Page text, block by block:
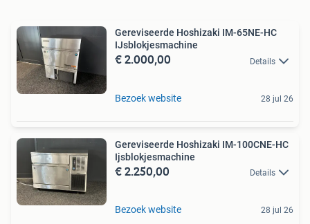
Gereviseerde Hoshizaki IM-65NE-HC
IJsblokjesmachine
€ 2.000,00 Details
Bezoek website 28 jul 26
Gereviseerde Hoshizaki IM-100CNE-HC
Ijsblokjesmachine
€ 2.250,00 Details
Bezoek website 28 jul 26